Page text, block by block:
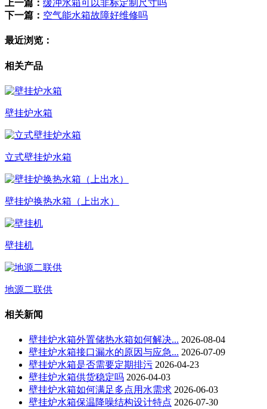
上一篇： 缓冲水箱可以非标定制尺寸吗
下一篇： 空气能水箱故障好维修吗
最近浏览：
相关产品
壁挂炉水箱
立式壁挂炉水箱
壁挂炉换热水箱（上出水）
壁挂机
地源二联供
相关新闻
壁挂炉水箱外置储热水箱如何解决... 2026-08-04
壁挂炉水箱接口漏水的原因与应急... 2026-07-09
壁挂炉水箱是否需要定期排污 2026-04-23
壁挂炉水箱供货稳定吗 2026-04-03
壁挂炉水箱如何满足多点用水需求 2026-06-03
壁挂炉水箱保温降噪结构设计特点 2026-07-30